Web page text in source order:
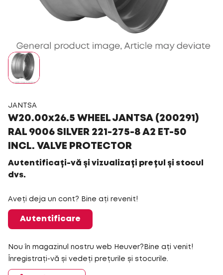
JANTSA
W20.00x26.5 WHEEL JANTSA (200291)
RAL 9006 SILVER 221-275-8 A2 ET-50
INCL. VALVE PROTECTOR
Autentificați-vă și vizualizați prețul și stocul
dvs.
Aveți deja un cont? Bine ați revenit!
Autentificare
Nou în magazinul nostru web Heuver?Bine ați venit!
Înregistrați-vă și vedeți prețurile și stocurile.